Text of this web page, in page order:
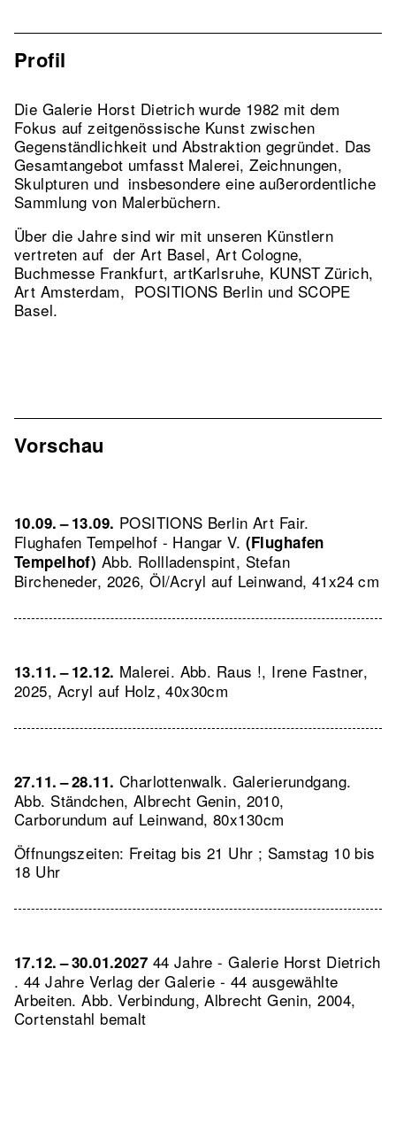
Profil
Die Galerie Horst Dietrich wurde 1982 mit dem
Fokus auf zeitgenössische Kunst zwischen
Gegenständlichkeit und Abstraktion gegründet. Das
Gesamtangebot umfasst Malerei, Zeichnungen,
Skulpturen und insbesondere eine außerordentliche
Sammlung von Malerbüchern.
Über die Jahre sind wir mit unseren Künstlern
vertreten auf der Art Basel, Art Cologne,
Buchmesse Frankfurt, artKarlsruhe, KUNST Zürich,
Art Amsterdam, POSITIONS Berlin und SCOPE
Basel.
Vorschau
10.09. – 13.09. POSITIONS Berlin Art Fair.
Flughafen Tempelhof - Hangar V. (Flughafen
Tempelhof) Abb. Rollladenspint, Stefan
Bircheneder, 2026, Öl/Acryl auf Leinwand, 41x24 cm
13.11. – 12.12. Malerei. Abb. Raus !, Irene Fastner,
2025, Acryl auf Holz, 40x30cm
27.11. – 28.11. Charlottenwalk. Galerierundgang.
Abb. Ständchen, Albrecht Genin, 2010,
Carborundum auf Leinwand, 80x130cm
Öffnungszeiten: Freitag bis 21 Uhr ; Samstag 10 bis
18 Uhr
17.12. – 30.01.2027 44 Jahre - Galerie Horst Dietrich
. 44 Jahre Verlag der Galerie - 44 ausgewählte
Arbeiten.Abb. Verbindung, Albrecht Genin, 2004,
Cortenstahl bemalt